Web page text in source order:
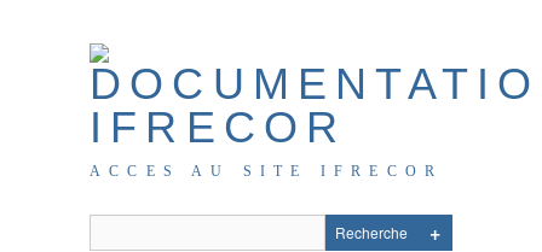
ACCES AU SITE IFRECOR